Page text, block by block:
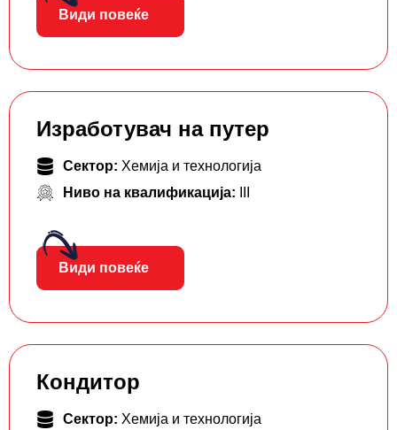
Види повеќе
Изработувач на путер
Сектор: Хемија и технологија
Ниво на квалификација:
Види повеќе
Кондитор
Сектор: Хемија и технологија